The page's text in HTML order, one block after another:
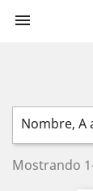

Nombre, A
Mostrando